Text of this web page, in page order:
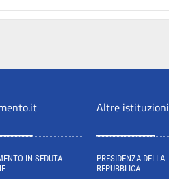
IN SEDUTA
Altre istituzioni
PRESIDENZA DELLA
REPUBBLICA